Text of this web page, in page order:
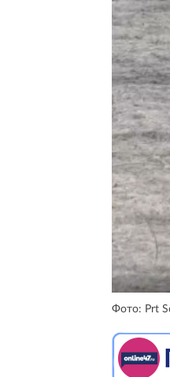
Фото: Prt